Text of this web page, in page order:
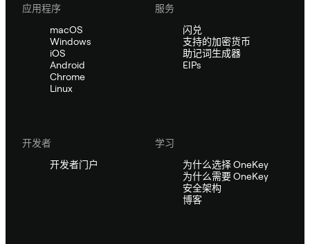
应用程序
macOS
Windows
iOS
Android
Chrome
Linux
服务
闪兑
支持的加密货币
助记词生成器
EIPs
开发者
开发者门户
学习
为什么选择 OneKey
为什么需要 OneKey
安全架构
博客